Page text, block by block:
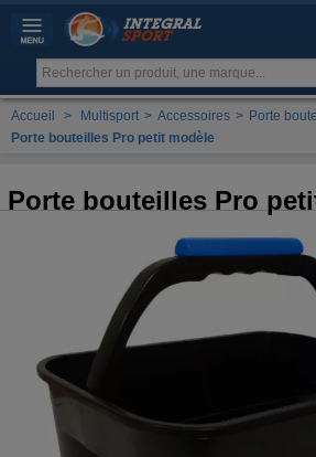
Accueil > Multisport > Accessoires > Porte
Porte bouteilles Pro petit modèle
Porte bouteilles Pro